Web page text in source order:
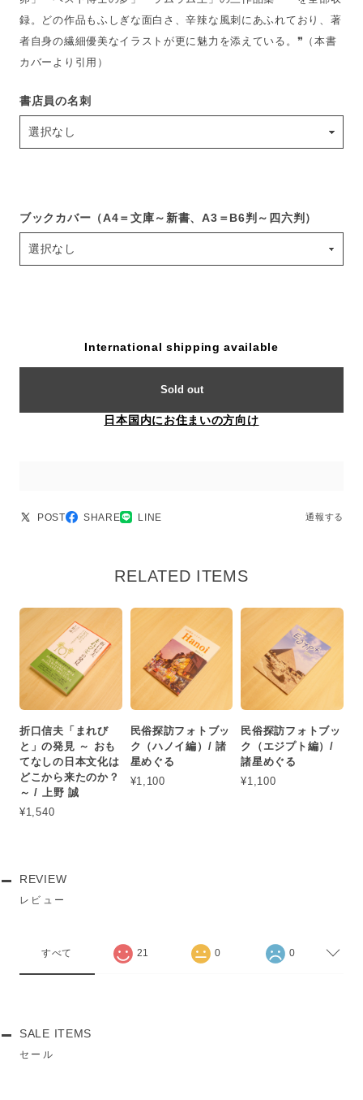
録。どの作品もふしぎな面白さ、辛辣な風刺にあふれており、著
者自身の繊細優美なイラストが更に魅力を添えている。❞（本書
カバーより引用）
書店員の名刺
ブックカバー（A4＝文庫～新書、A3＝B6判～四六判）
International shipping available
Sold out
日本国内にお住まいの方向け
POST SHARE LINE 通報する
RELATED ITEMS
折口信夫「まれび
と」の発見 ～ おも
てなしの日本文化は
どこから来たのか？
～ / 上野 誠
¥1,540
民俗探訪フォトブッ
ク（ハノイ編）/ 諸
星めぐる
¥1,100
民俗探訪フォトブッ
ク（エジプト編）/
諸星めぐる
¥1,100
REVIEW
レビュー
すべて 21 0 0
SALE ITEMS
セール